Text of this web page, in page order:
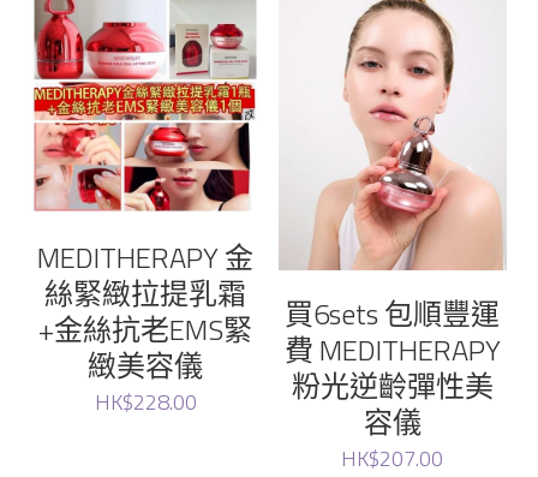
MEDITHERAPY 金
絲緊緻拉提乳霜
+金絲抗老EMS緊
緻美容儀
HK$228.00
買6sets 包順豐運
費 MEDITHERAPY
粉光逆齡彈性美
容儀
HK$207.00